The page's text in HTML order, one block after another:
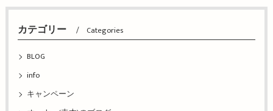
カテゴリー Categories
BLOG
info
キャンペーン